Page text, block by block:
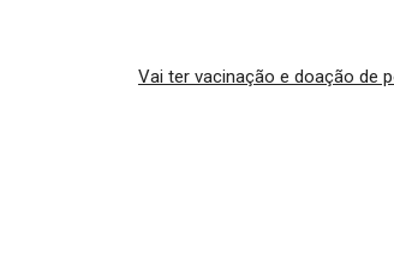
Vai ter vacinação e doação de